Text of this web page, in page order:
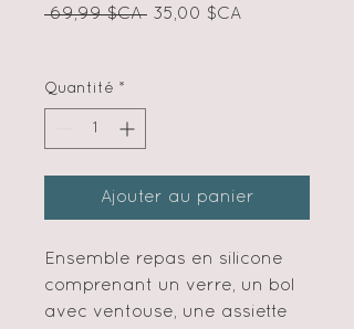
69,99 $CA Prix
35,00 $CA
Quantité *
Ajouter au panier
Ensemble repas en silicone
comprenant un verre, un bol
avec ventouse, une assiette